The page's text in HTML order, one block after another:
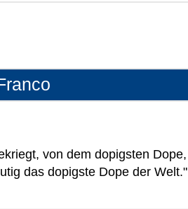
von dem dopigsten Dope,
das dopigste Dope der Welt."